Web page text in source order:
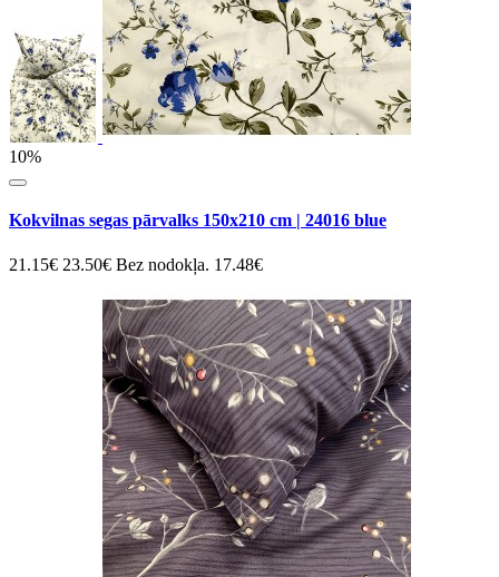
10%
Kokvilnas segas pārvalks 150x210 cm | 24016 blue
21.15€ 23.50€ Bez nodokļa. 17.48€